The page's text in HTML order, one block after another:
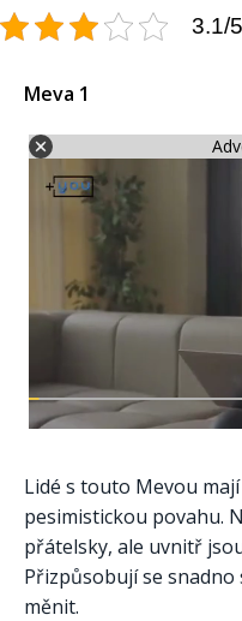
3.1/
Meva 1
Lidé s touto Mevou
pesimistickou povahu.
přátelsky, ale uvnitř
Přizpůsobují se snadno
měnit.